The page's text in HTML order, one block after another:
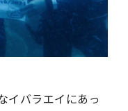
イバラエイにあっ